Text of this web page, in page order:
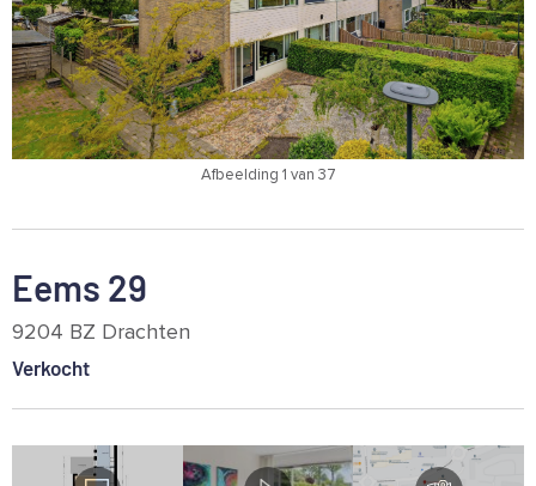
Eems 29
9204 BZ Drachten
Verkocht